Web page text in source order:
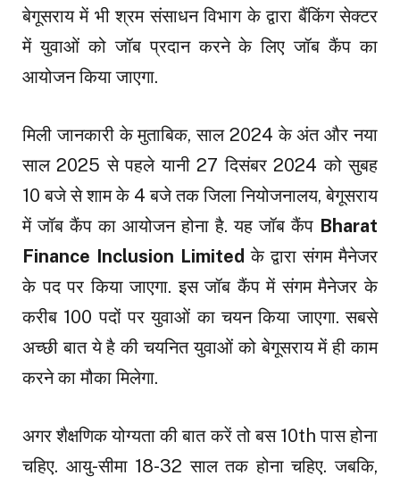
बेगूसराय में भी श्रम संसाधन विभाग के द्वारा बैंकिंग सेक्टर
में युवाओं को जॉब प्रदान करने के लिए जॉब कैंप का
आयोजन किया जाएगा.
मिली जानकारी के मुताबिक, साल 2024 के अंत और नया
साल 2025 से पहले यानी 27 दिसंबर 2024 को सुबह
10 बजे से शाम के 4 बजे तक जिला नियोजनालय, बेगूसराय
में जॉब कैंप का आयोजन होना है. यह जॉब कैंप Bharat
Finance Inclusion Limitedके द्वारा संगम मैनेजर
के पद पर किया जाएगा. इस जॉब कैंप में संगम मैनेजर के
करीब 100 पदों पर युवाओं का चयन किया जाएगा. सबसे
अच्छी बात ये है की चयनित युवाओं को बेगूसराय में ही काम
करने का मौका मिलेगा.
अगर शैक्षणिक योग्यता की बात करें तो बस 10th पास होना
चहिए. आयु-सीमा 18-32 साल तक होना चहिए. जबकि,